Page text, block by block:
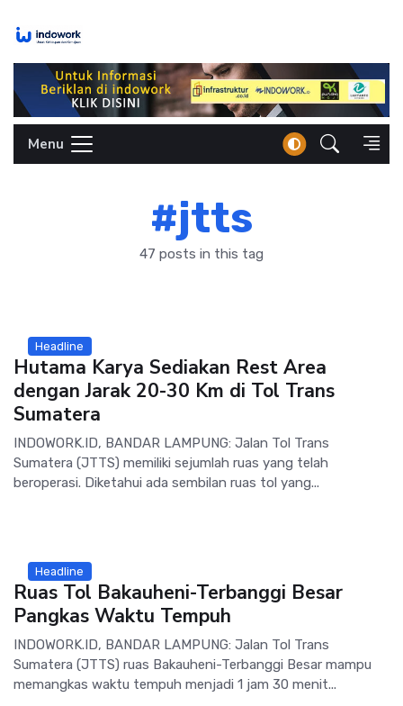
Menu
#jtts
47 posts in this tag
Headline
Hutama Karya Sediakan Rest Area
dengan Jarak 20-30 Km di Tol Trans
Sumatera
INDOWORK.ID, BANDAR LAMPUNG: Jalan Tol Trans
Sumatera (JTTS) memiliki sejumlah ruas yang telah
beroperasi. Diketahui ada sembilan ruas tol yang...
Headline
Ruas Tol Bakauheni-Terbanggi Besar
Pangkas Waktu Tempuh
INDOWORK.ID, BANDAR LAMPUNG: Jalan Tol Trans
Sumatera (JTTS) ruas Bakauheni-Terbanggi Besar mampu
memangkas waktu tempuh menjadi 1 jam 30 menit...